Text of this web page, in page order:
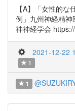
【A】「女性的
例」九州神経精
神神経学会
2021-12-22
1
1